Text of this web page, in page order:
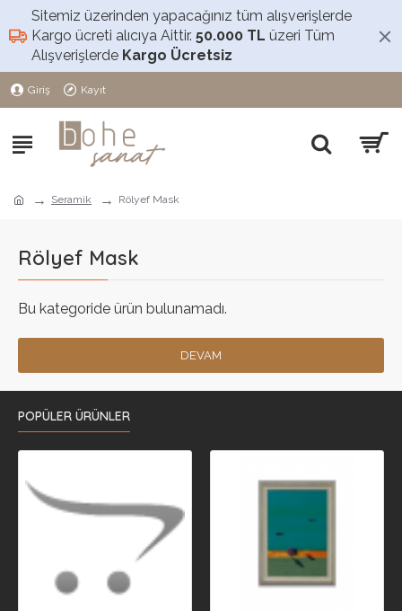
Sitemiz üzerinden yapacağınız tüm alışverişlerde
Kargo ücreti alıcıya Aittir. 50.000 TL üzeri Tüm
Alışverişlerde Kargo Ücretsiz
Giriş Kayıt
Seramik Rölyef Mask
Rölyef Mask
Bu kategoride ürün bulunamadı.
DEVAM
POPÜLER ÜRÜNLER